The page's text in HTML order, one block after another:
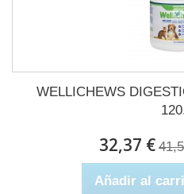
WELLICHEWS
32,37 €
Añadir al